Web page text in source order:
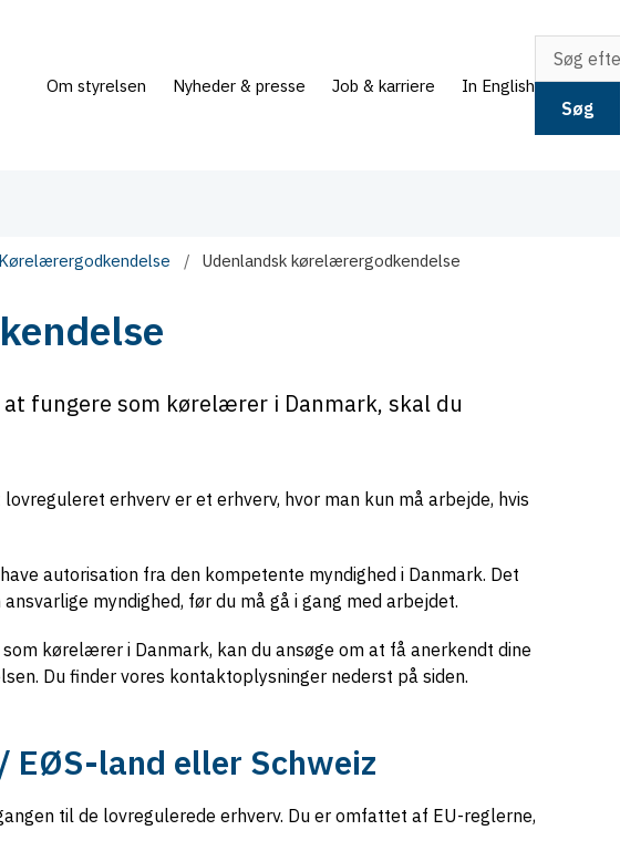
Om styrelsen Nyheder & presse Job & karriere In English
Søg
Kørelærergodkendelse Udenlandsk kørelærergodkendelse
fungere som kørelærer i Danmark, skal du
erhverv er et erhverv, hvor man kun må arbejde, hvis
autorisation fra den kompetente myndighed i Danmark. Det
myndighed, før du må gå i gang med arbejdet.
kørelærer i Danmark, kan du ansøge om at få anerkendt dine
Du finder vores kontaktoplysninger nederst på siden.
land eller Schweiz
til de lovregulerede erhverv. Du er omfattet af EU-reglerne,